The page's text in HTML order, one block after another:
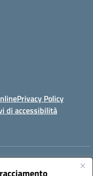
Privacy Policy
di accessibilità